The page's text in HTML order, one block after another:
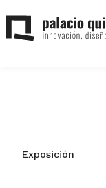
contenido
página
Exposición